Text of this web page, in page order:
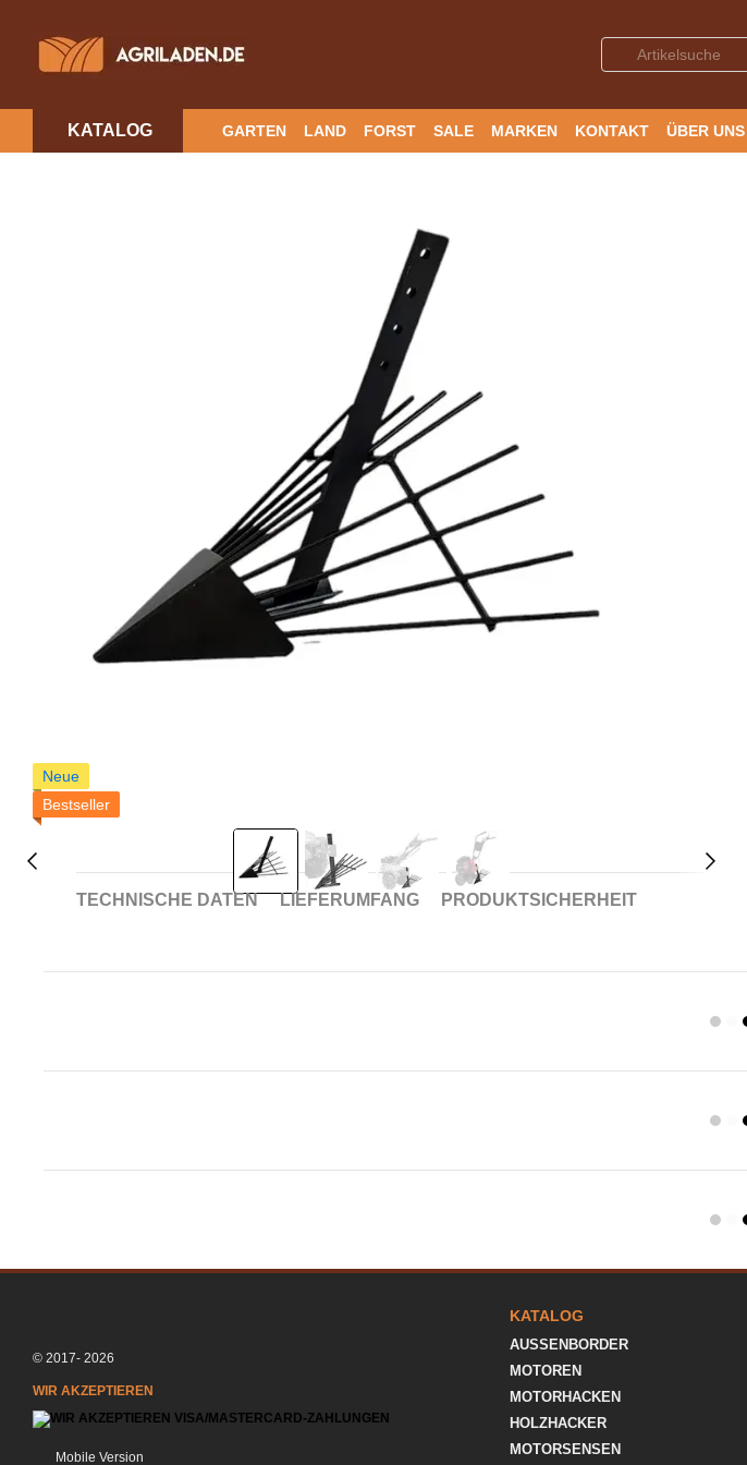
KATALOG GARTEN LAND FORST SALE MARKEN KONTAKT ÜBER UNS
Neue
Bestseller
TECHNISCHE DATEN LIEFERUMFANG PRODUKTSICHERHEIT
© 2017- 2026
WIR AKZEPTIEREN
Mobile Version
KATALOG
AUSSENBORDER
MOTOREN
MOTORHACKEN
HOLZHACKER
MOTORSENSEN